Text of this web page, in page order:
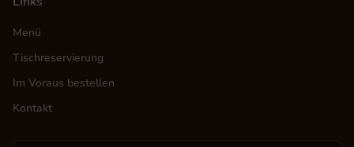
Menü
Tischreservierung
Im Voraus bestellen
Kontakt